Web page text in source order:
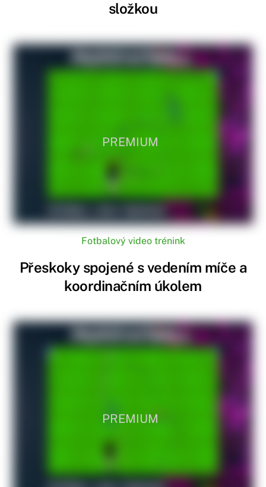
složkou
PREMIUM
Fotbalový video trénink
Přeskoky spojené s vedením míče a
koordinačním úkolem
PREMIUM